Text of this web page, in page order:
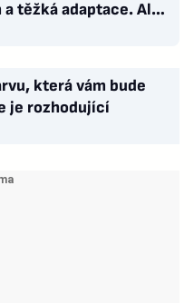
těžká adaptace. Ale i
která vám bude
je rozhodující